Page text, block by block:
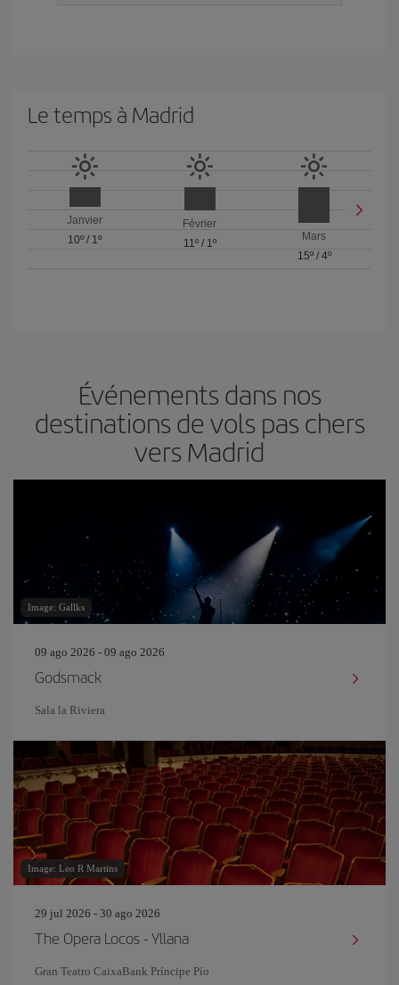
Le temps à Madrid
Janvier
10º / 1º
Février
11º/ 1º
Mars
15º/ 4º
Événements dans nos
destinations de vols pas chers
vers Madrid
Image: Gallks
09 ago 2026 - 09 ago 2026
Godsmack
Sala la Riviera
Image: Leo R Martins
29 jul 2026 - 30 ago 2026
The Opera Locos - Yllana
Gran Teatro CaixaBank Príncipe Pío